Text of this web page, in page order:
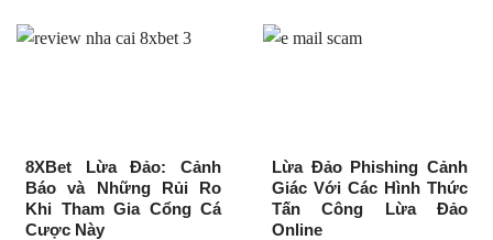
8XBet Lừa Đảo: Cảnh
Báo và Những Rủi Ro
Khi Tham Gia Cổng Cá
Cược Này
Lừa Đảo Phishing Cảnh
Giác Với Các Hình Thức
Tấn Công Lừa Đảo
Online